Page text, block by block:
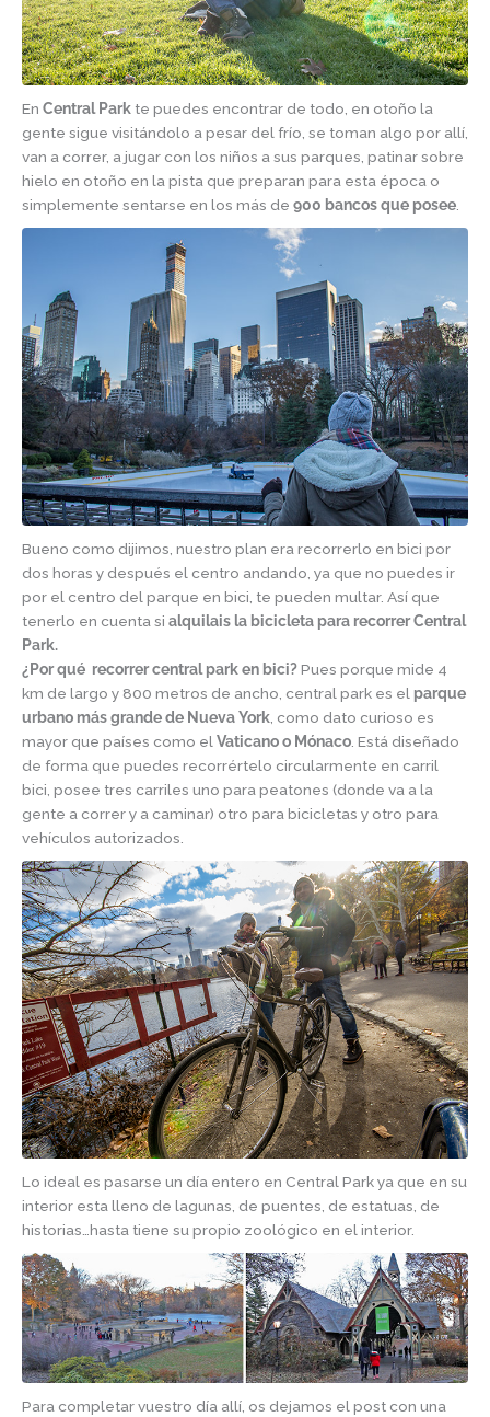
En Central Park te puedes encontrar de todo, en otoño la
gente sigue visitándolo a pesar del frío, se toman algo por allí,
van a correr, a jugar con los niños a sus parques, patinar sobre
hielo en otoño en la pista que preparan para esta época o
simplemente sentarse en los más de 900 bancos que posee
Bueno como dijimos, nuestro plan era recorrerlo en bici por
dos horas y después el centro andando, ya que no puedes ir
por el centro del parque en bici, te pueden multar. Así que
tenerlo en cuenta si alquilais la bicicleta para recorrer Central
Park.
¿Por qué recorrer central park en bici?Pues porque mide 4
km de largo y 800 metros de ancho, central park es el parque
urbano más grande de Nueva York , como dato curioso es
mayor que países como el Vaticano o Mónaco . Está diseñado
de forma que puedes recorrértelo circularmente en carril
bici, posee tres carriles uno para peatones (donde va a la
gente a correr y a caminar) otro para bicicletas y otro para
vehículos autorizados.
Lo ideal es pasarse un día entero en Central Park ya que en su
interior esta lleno de lagunas, de puentes, de estatuas, de
historias…hasta tiene su propio zoológico en el interior.
Para completar vuestro día allí, os dejamos el post con una